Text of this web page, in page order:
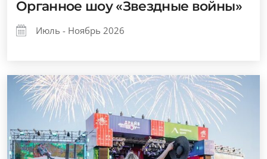
Органное шоу «Звездные войны»
Июль - Ноябрь 2026